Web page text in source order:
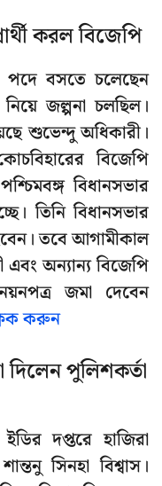
করল বিজেপি
পদে বসতে চলেছেন
জল্পনা চলছিল।
শুভেন্দু অধিকারী।
বিজেপি
বিধানসভার
তিনি বিধানসভার
তবে আগামীকাল
এবং অন্যান্য বিজেপি
জমা দেবেন
করুন
পুলিশকর্তা
দপ্তরে হাজিরা
সিনহা বিশ্বাস।